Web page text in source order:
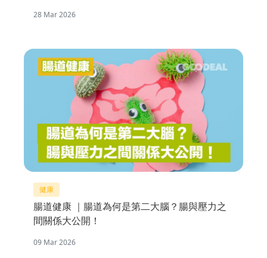
28 Mar 2026
健康
腸道健康 ｜腸道為何是第二大腦？腸與壓力之
間關係大公開！
09 Mar 2026